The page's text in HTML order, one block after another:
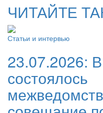
ЧИТАЙТЕ
Статьи и интервью
23.07.2026:
состоялось